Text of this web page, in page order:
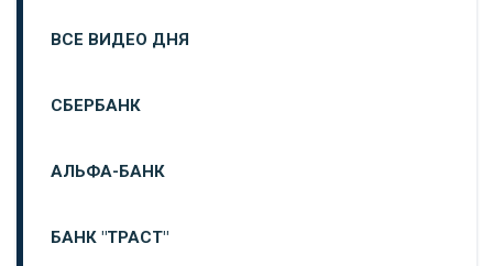
ВСЕ ВИДЕО ДНЯ
СБЕРБАНК
АЛЬФА-БАНК
БАНК "ТРАСТ"